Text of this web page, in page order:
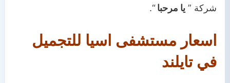
شركة ” يا مرحبا“.
اسعار مستشفى اسيا للتجميل
في تايلند